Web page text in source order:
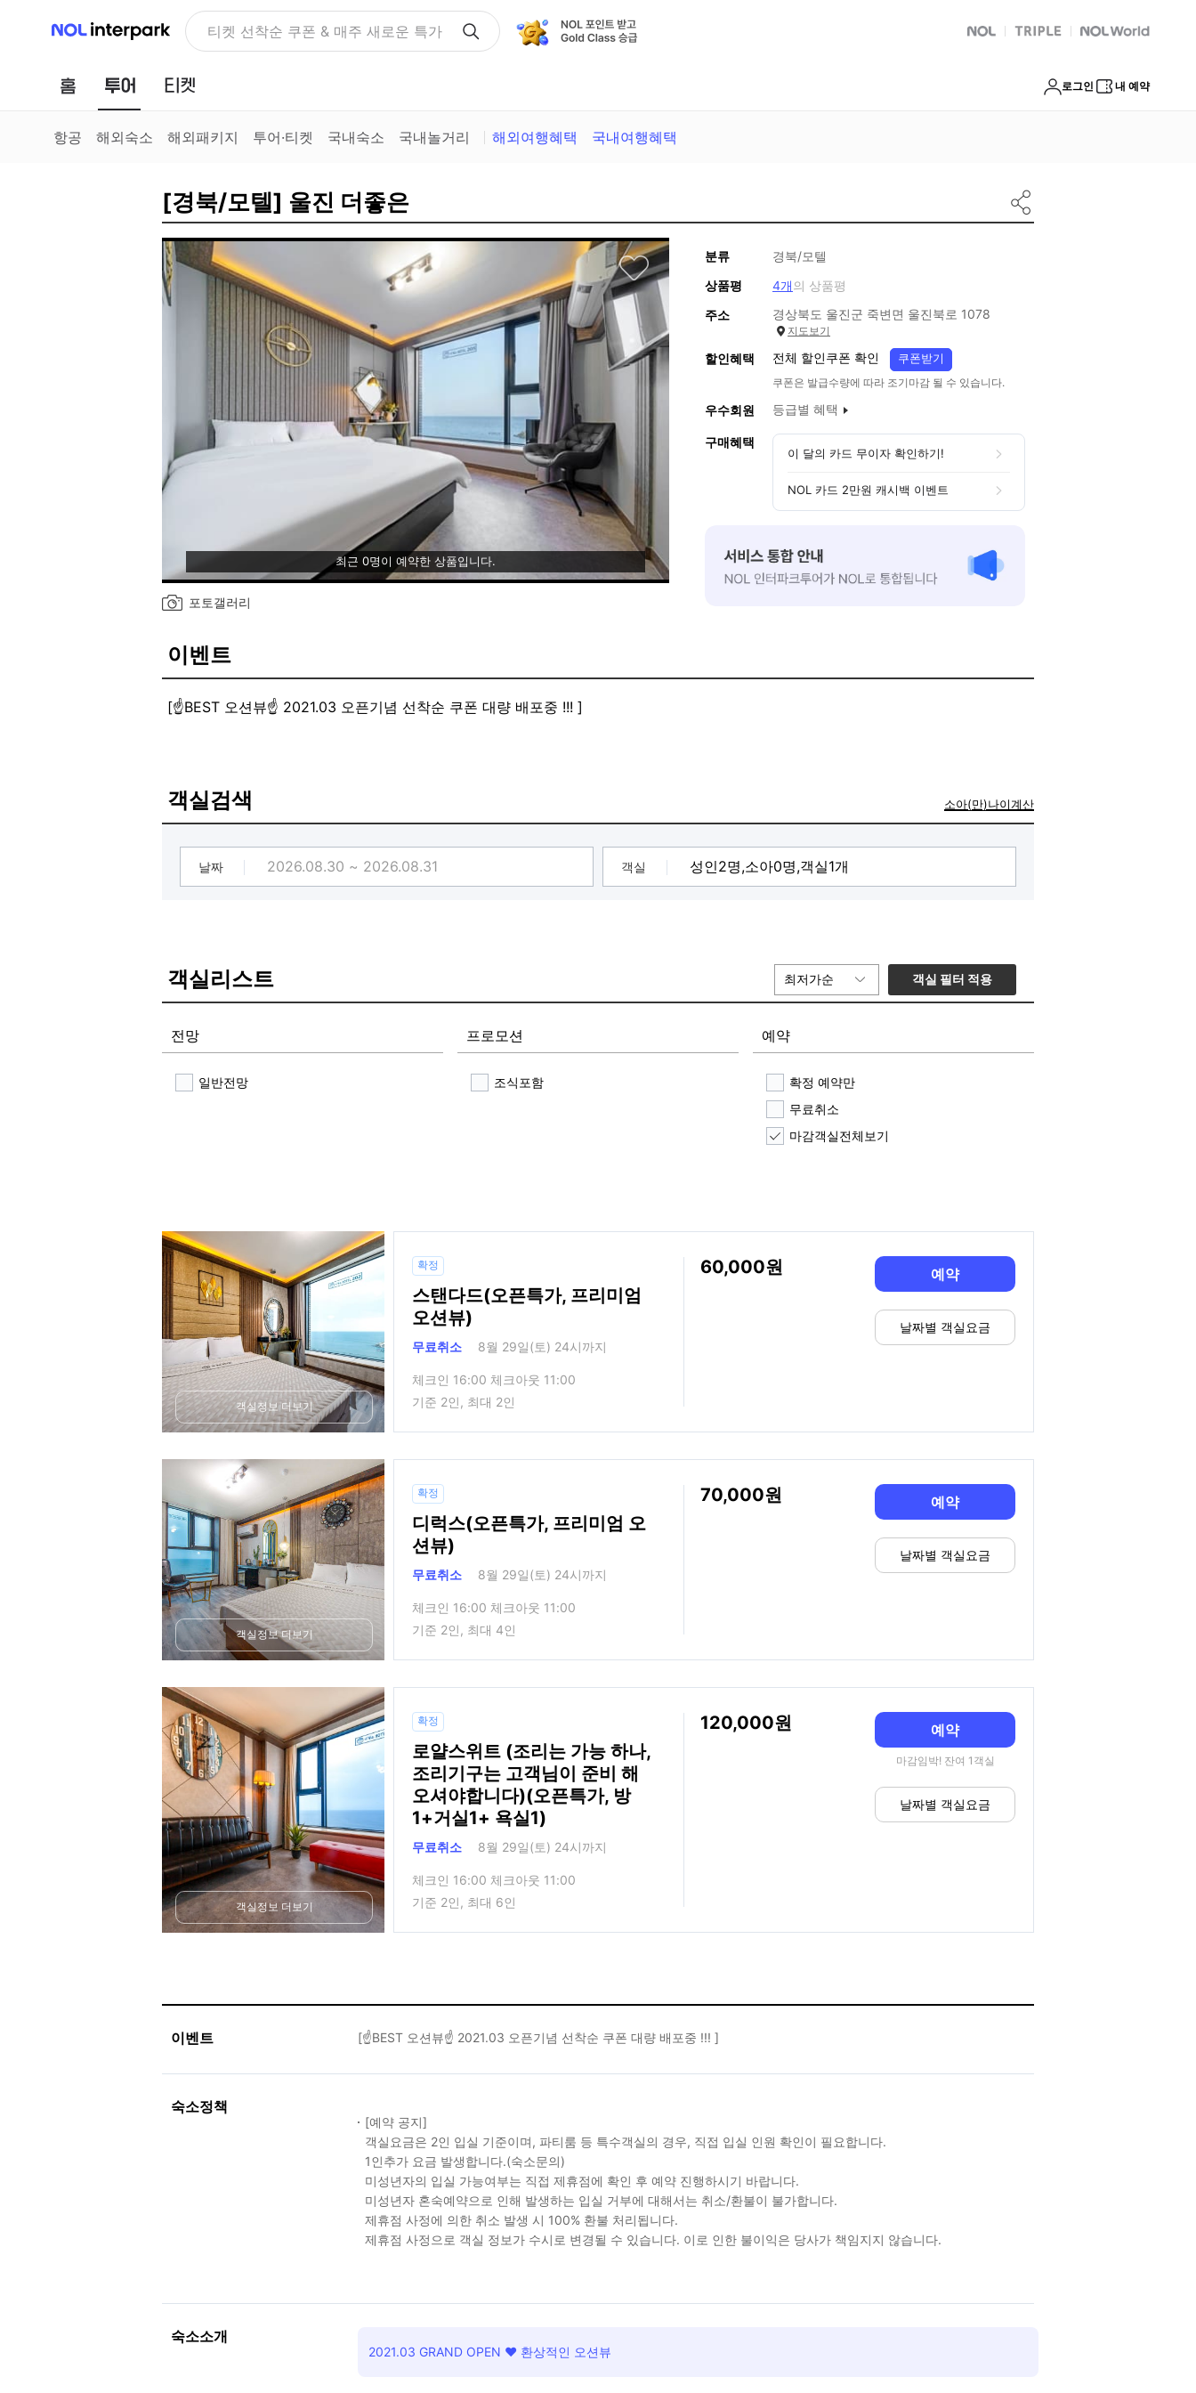
NOL 인터파크 티켓 선착순 쿠폰 & 매주 새로운 특가 NOL 트리플 Global Interpark
홈 투어 로그인 내 예약
항공 해외숙소 해외패키지 투어·티켓 국내숙소 국내놀거리 해외여행혜택 국내여행혜택
[경북/모텔] 울진 더좋은
최근 0명이 예약한 상품입니다.
포토갤러리
분류
경북/모텔
상품평
4개의 상품평
주소
경상북도 울진군 죽변면 울진북로 1078
지도보기
할인혜택 전체 할인쿠폰 확인 쿠폰받기
쿠폰은 발급수량에 따라 조기마감 될 수 있습니다.
우수회원 등급별 혜택
구매혜택
이 달의 카드 무이자 확인하기!
NOL 카드 2만원 캐시백 이벤트
이벤트
[☝BEST 오션뷰☝ 2021.03 오픈기념 선착순 쿠폰 대량 배포중 !!! ]
객실검색 소아(만)나이계산
날짜 객실
객실리스트 최저가순 객실 필터 적용
전망
일반전망
프로모션
조식포함
예약
확정 예약만
무료취소
마감객실전체보기
객실정보 더보기
확정
스탠다드(오픈특가, 프리미엄
오션뷰)
무료취소 8월 29일(토) 24시까지
체크인 16:00 체크아웃 11:00
기준 2인, 최대 2인
60,000 예약
날짜별 객실요금
객실정보 더보기
확정
디럭스(오픈특가, 프리미엄 오
션뷰)
무료취소 8월 29일(토) 24시까지
체크인 16:00 체크아웃 11:00
기준 2인, 최대 4인
70,000 예약
날짜별 객실요금
객실정보 더보기
확정
로얄스위트 (조리는 가능 하나,
조리기구는 고객님이 준비 해
오셔야합니다)(오픈특가, 방
1+거실1+ 욕실1)
무료취소 8월 29일(토) 24시까지
체크인 16:00 체크아웃 11:00
기준 2인, 최대 6인
120,000 예약
마감임박! 잔여 1객실
날짜별 객실요금
이벤트 [☝BEST 오션뷰☝ 2021.03 오픈기념 선착순 쿠폰 대량 배포중 !!! ]
숙소정책
[예약 공지]
객실요금은 2인 입실 기준이며, 파티룸 등 특수객실의 경우, 직접 입실 인원 확인이 필요합니다.
1인추가 요금 발생합니다.(숙소문의)
미성년자의 입실 가능여부는 직접 제휴점에 확인 후 예약 진행하시기 바랍니다.
미성년자 혼숙예약으로 인해 발생하는 입실 거부에 대해서는 취소/환불이 불가합니다.
제휴점 사정에 의한 취소 발생 시 100% 환불 처리됩니다.
제휴점 사정으로 객실 정보가 수시로 변경될 수 있습니다. 이로 인한 불이익은 당사가 책임지지 않습니다.
숙소소개
2021.03 GRAND OPEN ❤️ 환상적인 오션뷰